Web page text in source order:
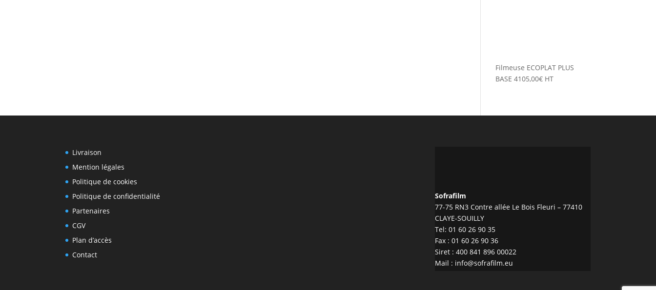
Filmeuse ECOPLAT PLUS
BASE 4105,00€ HT
Livraison
Mention légales
Politique de cookies
Politique de confidentialité
Partenaires
CGV
Plan d’accès
Contact
Sofrafilm
77-75 RN3 Contre allée Le Bois Fleuri – 77410
CLAYE-SOUILLY
Tel: 01 60 26 90 35
Fax : 01 60 26 90 36
Siret : 400 841 896 00022
Mail : info@sofrafilm.eu